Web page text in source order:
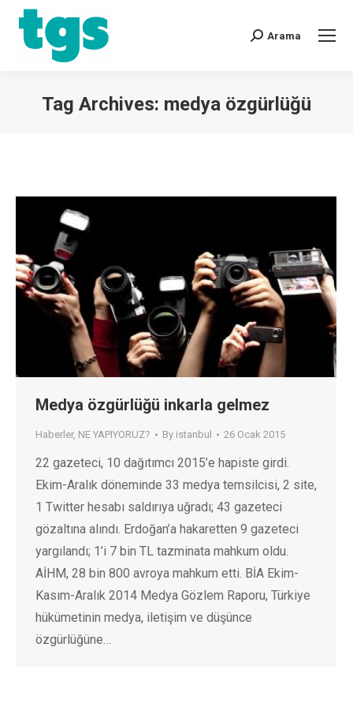
Arama
Tag Archives: medya özgürlüğü
Medya özgürlüğü inkarla gelmez
Haberler, NE YAPIYORUZ? By istanbul 26 Ocak 2015
22 gazeteci, 10 dağıtımcı 2015’e hapiste girdi.
Ekim-Aralık döneminde 33 medya temsilcisi, 2 site,
1 Twitter hesabı saldırıya uğradı; 43 gazeteci
gözaltına alındı. Erdoğan’a hakaretten 9 gazeteci
yargılandı; 1’i 7 bin TL tazminata mahkum oldu.
AİHM, 28 bin 800 avroya mahkum etti. BİA Ekim-
Kasım-Aralık 2014 Medya Gözlem Raporu, Türkiye
hükümetinin medya, iletişim ve düşünce
özgürlüğüne…